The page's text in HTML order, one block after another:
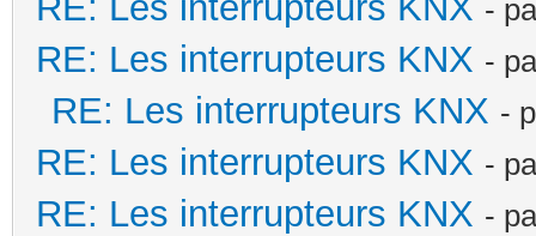
-
RE: Les interrupteurs KNX -
RE: Les interrupteurs KNX -
RE: Les interrupteurs KNX -
RE: Les interrupteurs KNX -